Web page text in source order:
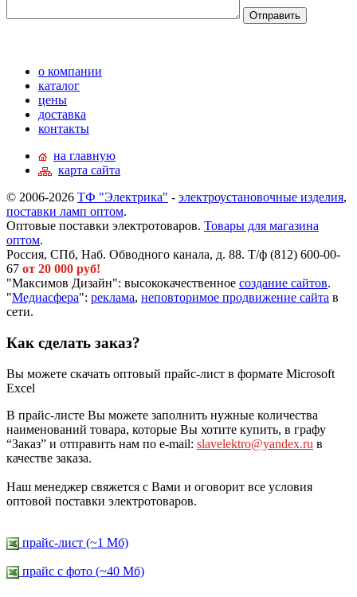
о компании
каталог
цены
доставка
контакты
на главную
карта сайта
© 2006-2026 ТФ "Электрика" - электроустановочные изделия,
поставки ламп оптом.
Оптовые поставки электротоваров. Товары для магазина
оптом.
Россия, СПб, Наб. Обводного канала, д. 88. Т/ф (812) 600-00-
67 от 20 000 руб!
"Максимов Дизайн": высококачественное создание сайтов.
"Медиасфера": реклама, неповторимое продвижение сайта в
сети.
Как сделать заказ?
Вы можете скачать оптовый прайс-лист в формате Microsoft
Excel
В прайс-листе Вы можете заполнить нужные количества
наименований товара, которые Вы хотите купить, в графу
“Заказ” и отправить нам по e-mail: slavelektro@yandex.ru в
качестве заказа.
Наш менеджер свяжется с Вами и оговорит все условия
оптовой поставки электротоваров.
прайс-лист (~1 Мб)
прайс c фото (~40 Мб)